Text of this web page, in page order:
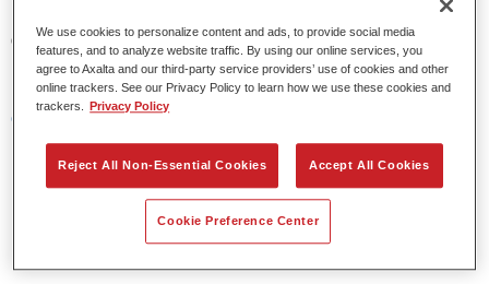
relleno y buena opacidad. Destaca por su superior precisión
del color y fácil difuminado. Recomendado para un
repintado profesional.
Características del producto
Excelente precisión en la igualación del color.
Colores sólidos, metalizados y perlados.
Excelentes propiedades de relleno.
Buena opacidad.
Sistema de base bicapa disolvente de Standox.
We use cookies to personalize content and ads, to provide social media
features, and to analyze website traffic. By using our online services, you
agree to Axalta and our third-party service providers’ use of cookies and other
online trackers. See our Privacy Policy to learn how we use these cookies and
trackers.
Privacy Policy
Reject All Non-Essential Cookies Accept All Cookies
Cookie Preference Center